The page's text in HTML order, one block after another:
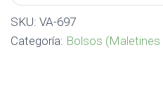
SKU: VA-697
Categoría: Bolsos (Maletines